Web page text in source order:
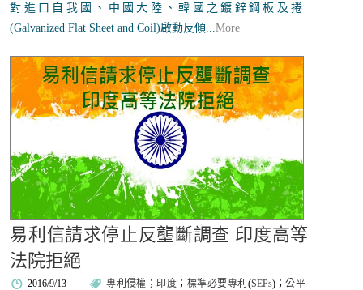
對進口自我國、中國大陸、韓國之鍍鋅鋼板及捲
(Galvanized Flat Sheet and Coil)啟動反傾...More
易利信請求停止反壟斷調查 印度高等
法院拒絕
2016/9/13 專利侵權 ； 印度 ； 標準必要專利 (SEPs)； 公平